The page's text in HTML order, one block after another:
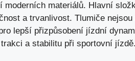
materiálů. Hlavní
a trvanlivost. Tlumiče
lepší přizpůsobení jízdní
a stabilitu při sportovní jízdě.